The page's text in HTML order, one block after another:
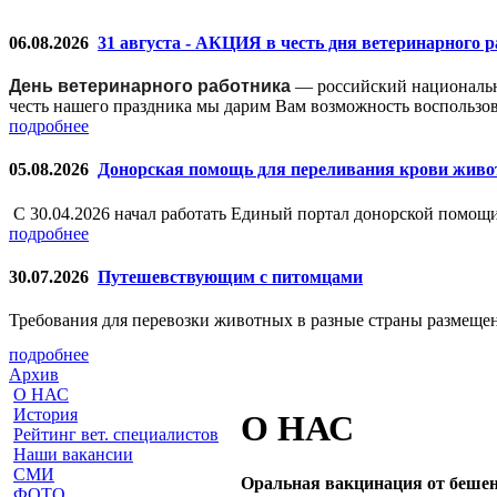
06.08.2026 31 августа - АКЦИЯ в честь дня ветеринарного
День ветеринарного работника — российский
честь нашего праздника мы дарим Вам возможность
подробнее
05.08.2026 Донорская помощь для переливания крови
С 30.04.2026 начал работать Единый портал донорской
подробнее
30.07.2026 Путешевствующим с питомцами
Требования для перевозки животных в разные страны
подробнее
Архив
О НАС
История
Рейтинг вет. специалистов
Наши вакансии
СМИ
О НАС
Оральная вакцинация от